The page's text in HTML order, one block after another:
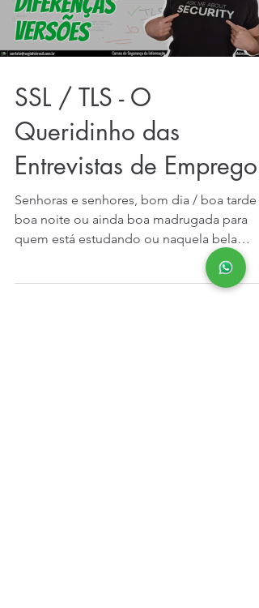
SSL / TLS - O
Queridinho das
Entrevistas de Emprego
Senhoras e senhores, bom dia / boa tarde /
boa noite ou ainda boa madrugada para
quem está estudando ou naquela bela